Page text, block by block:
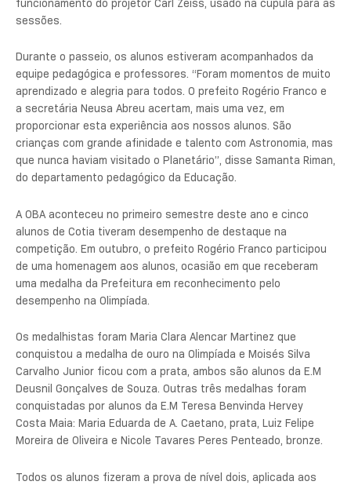
funcionamento do projetor Carl Zeiss, usado na cúpula para as
sessões.
Durante o passeio, os alunos estiveram acompanhados da
equipe pedagógica e professores. “Foram momentos de muito
aprendizado e alegria para todos. O prefeito Rogério Franco e
a secretária Neusa Abreu acertam, mais uma vez, em
proporcionar esta experiência aos nossos alunos. São
crianças com grande afinidade e talento com Astronomia, mas
que nunca haviam visitado o Planetário”, disse Samanta Riman,
do departamento pedagógico da Educação.
A OBA aconteceu no primeiro semestre deste ano e cinco
alunos de Cotia tiveram desempenho de destaque na
competição. Em outubro, o prefeito Rogério Franco participou
de uma homenagem aos alunos, ocasião em que receberam
uma medalha da Prefeitura em reconhecimento pelo
desempenho na Olimpíada.
Os medalhistas foram Maria Clara Alencar Martinez que
conquistou a medalha de ouro na Olimpíada e Moisés Silva
Carvalho Junior ficou com a prata, ambos são alunos da E.M
Deusnil Gonçalves de Souza. Outras três medalhas foram
conquistadas por alunos da E.M Teresa Benvinda Hervey
Costa Maia: Maria Eduarda de A. Caetano, prata, Luiz Felipe
Moreira de Oliveira e Nicole Tavares Peres Penteado, bronze.
Todos os alunos fizeram a prova de nível dois, aplicada aos